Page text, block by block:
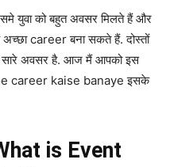
युवा को बहुत अवसर मिलते हैं और
career बना सकते हैं.दोस्तों
सारे अवसर है. आज मैं आपको इस
career kaise banaye इसके
is Event